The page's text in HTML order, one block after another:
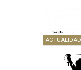
ACTUALIDAD